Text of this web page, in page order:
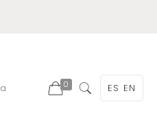
0 ES EN